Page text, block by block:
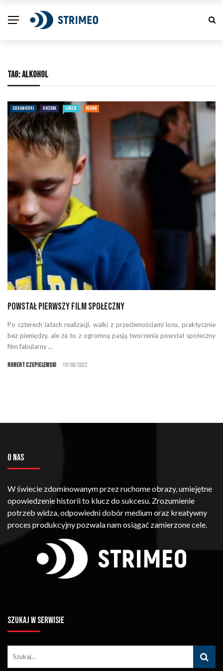
TAG:ALKOHOL
CIEKAWOSTKI KULTURA LUDZIE REGION
Powstał pierwszy film społeczny
Po czterech latach realizacji, walki z przeciwnościami losu, praktycznie
bez pieniędzy, ale za to z ogromną pasją tworzenia powstał społeczny
film fabularny ...
Robert Czepielewski 19/08/2022
O NAS
W świecie zdominowanym przez ruchome obrazy, umiejętne
opowiedzenie historii to klucz do sukcesu. Zrozumienie
potrzeb widza, odpowiedni dobór medium oraz kreatywny
proces produkcyjny pozwala nam osiągać zamierzone cele.
SZUKAJ W SERWISIE